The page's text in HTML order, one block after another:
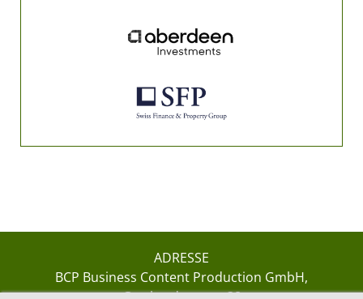
ADRESSE
BCP Business Content Production GmbH